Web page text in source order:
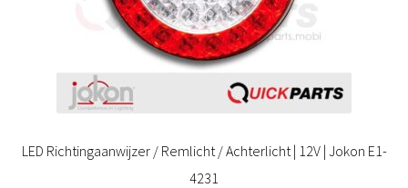
LED Richtingaanwijzer / Remlicht / Achterlicht | 12V | Jokon E1-
4231